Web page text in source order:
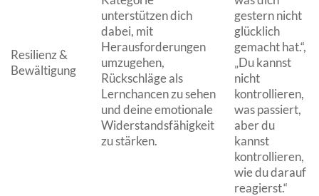
Resilienz &
Bewältigung
unterstützen dich
dabei, mit
Herausforderungen
umzugehen,
Rückschläge als
Lernchancen zu sehen
und deine emotionale
Widerstandsfähigkeit
zu stärken.
gestern nicht
glücklich
gemacht hat.“,
„Du kannst
nicht
kontrollieren,
was passiert,
aber du
kannst
kontrollieren,
wie du darauf
reagierst.“